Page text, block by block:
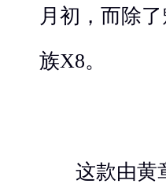
月初，而除
族X8。
这款由黄